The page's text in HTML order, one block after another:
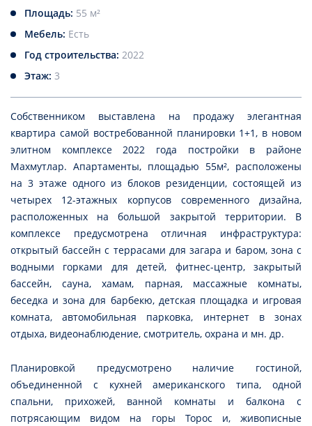
Площадь: 55 м²
Мебель: Есть
Год строительства: 2022
Этаж: 3
Собственником выставлена на продажу элегантная
квартира самой востребованной планировки 1+1, в новом
элитном комплексе 2022 года постройки в районе
Махмутлар. Апартаменты, площадью 55м², расположены
на 3 этаже одного из блоков резиденции, состоящей из
четырех 12-этажных корпусов современного дизайна,
расположенных на большой закрытой территории. В
комплексе предусмотрена отличная инфраструктура:
открытый бассейн с террасами для загара и баром, зона с
водными горками для детей, фитнес-центр, закрытый
бассейн, сауна, хамам, парная, массажные комнаты,
беседка и зона для барбекю, детская площадка и игровая
комната, автомобильная парковка, интернет в зонах
отдыха, видеонаблюдение, смотритель, охрана и мн. др.
Планировкой предусмотрено наличие гостиной,
объединенной с кухней американского типа, одной
спальни, прихожей, ванной комнаты и балкона с
потрясающим видом на горы Торос и, живописные